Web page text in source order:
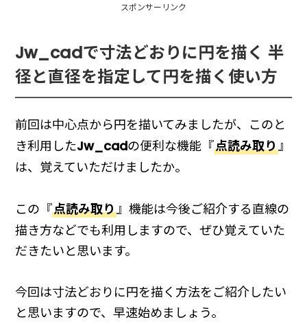
スポンサーリンク
Jw_cadで寸法どおりに円を描く 半
径と直径を指定して円を描く使い方
前回は中心点から円を描いてみましたが、このと
き利用したJw_cadの便利な機能『点読み取り』
は、覚えていただけましたか。
この『点読み取り』機能は今後ご紹介する直線の
描き方などでも利用しますので、ぜひ覚えていた
だきたいと思います。
今回は寸法どおりに円を描く方法をご紹介したい
と思いますので、早速始めましょう。